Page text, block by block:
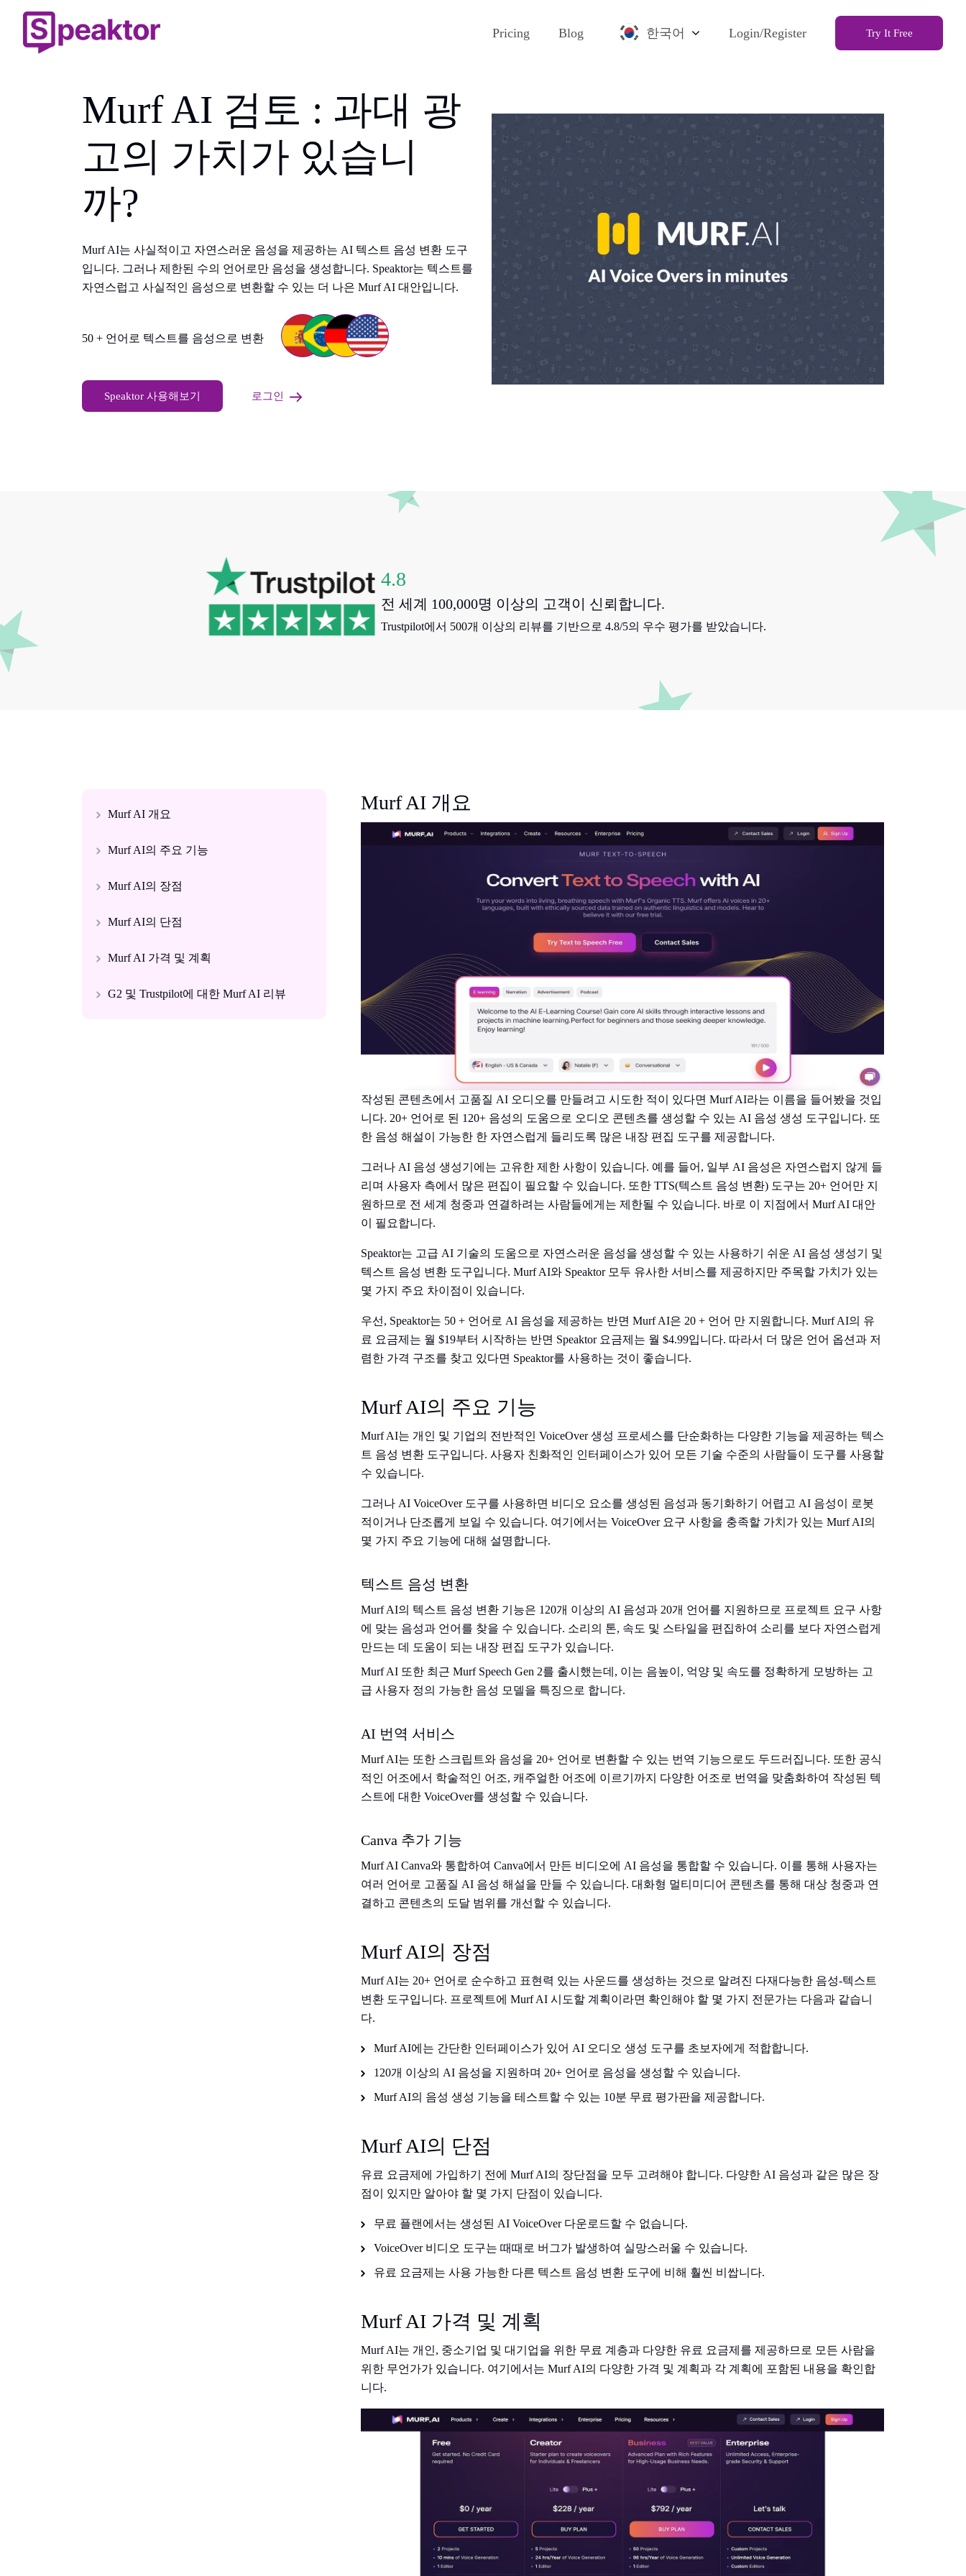
Pricing Blog 한국어 Login/Register Try It Free
Murf AI 검토 : 과대 광
고의 가치가 있습니
까?
Murf AI는 사실적이고 자연스러운 음성을 제공하는 AI 텍스트 음성 변환 도구
입니다. 그러나 제한된 수의 언어로만 음성을 생성합니다. Speaktor는 텍스트를
자연스럽고 사실적인 음성으로 변환할 수 있는 더 나은 Murf AI 대안입니다.
50 + 언어로 텍스트를 음성으로 변환
Speaktor 사용해보기 로그인
4.8
전 세계 100,000명 이상의 고객이 신뢰합니다.
Trustpilot에서 500개 이상의 리뷰를 기반으로 4.8/5의 우수 평가를 받았습니다.
Murf AI 개요
Murf AI의 주요 기능
Murf AI의 장점
Murf AI의 단점
Murf AI 가격 및 계획
G2 및 Trustpilot에 대한 Murf AI 리뷰
Murf AI 개요
작성된 콘텐츠에서 고품질 AI 오디오를 만들려고 시도한 적이 있다면 Murf AI라는 이름을 들어봤을 것입
니다. 20+ 언어로 된 120+ 음성의 도움으로 오디오 콘텐츠를 생성할 수 있는 AI 음성 생성 도구입니다. 또
한 음성 해설이 가능한 한 자연스럽게 들리도록 많은 내장 편집 도구를 제공합니다.
그러나 AI 음성 생성기에는 고유한 제한 사항이 있습니다. 예를 들어, 일부 AI 음성은 자연스럽지 않게 들
리며 사용자 측에서 많은 편집이 필요할 수 있습니다. 또한 TTS(텍스트 음성 변환) 도구는 20+ 언어만 지
원하므로 전 세계 청중과 연결하려는 사람들에게는 제한될 수 있습니다. 바로 이 지점에서 Murf AI 대안
이 필요합니다.
Speaktor는 고급 AI 기술의 도움으로 자연스러운 음성을 생성할 수 있는 사용하기 쉬운 AI 음성 생성기 및
텍스트 음성 변환 도구입니다. Murf AI와 Speaktor 모두 유사한 서비스를 제공하지만 주목할 가치가 있는
몇 가지 주요 차이점이 있습니다.
우선, Speaktor는 50 + 언어로 AI 음성을 제공하는 반면 Murf AI은 20 + 언어 만 지원합니다. Murf AI의 유
료 요금제는 월 $19부터 시작하는 반면 Speaktor 요금제는 월 $4.99입니다. 따라서 더 많은 언어 옵션과 저
렴한 가격 구조를 찾고 있다면 Speaktor를 사용하는 것이 좋습니다.
Murf AI의 주요 기능
Murf AI는 개인 및 기업의 전반적인 VoiceOver 생성 프로세스를 단순화하는 다양한 기능을 제공하는 텍스
트 음성 변환 도구입니다. 사용자 친화적인 인터페이스가 있어 모든 기술 수준의 사람들이 도구를 사용할
수 있습니다.
그러나 AI VoiceOver 도구를 사용하면 비디오 요소를 생성된 음성과 동기화하기 어렵고 AI 음성이 로봇
적이거나 단조롭게 보일 수 있습니다. 여기에서는 VoiceOver 요구 사항을 충족할 가치가 있는 Murf AI의
몇 가지 주요 기능에 대해 설명합니다.
텍스트 음성 변환
Murf AI의 텍스트 음성 변환 기능은 120개 이상의 AI 음성과 20개 언어를 지원하므로 프로젝트 요구 사항
에 맞는 음성과 언어를 찾을 수 있습니다. 소리의 톤, 속도 및 스타일을 편집하여 소리를 보다 자연스럽게
만드는 데 도움이 되는 내장 편집 도구가 있습니다.
Murf AI 또한 최근 Murf Speech Gen 2를 출시했는데, 이는 음높이, 억양 및 속도를 정확하게 모방하는 고
급 사용자 정의 가능한 음성 모델을 특징으로 합니다.
AI 번역 서비스
Murf AI는 또한 스크립트와 음성을 20+ 언어로 변환할 수 있는 번역 기능으로도 두드러집니다. 또한 공식
적인 어조에서 학술적인 어조, 캐주얼한 어조에 이르기까지 다양한 어조로 번역을 맞춤화하여 작성된 텍
스트에 대한 VoiceOver를 생성할 수 있습니다.
Canva 추가 기능
Murf AI Canva와 통합하여 Canva에서 만든 비디오에 AI 음성을 통합할 수 있습니다. 이를 통해 사용자는
여러 언어로 고품질 AI 음성 해설을 만들 수 있습니다. 대화형 멀티미디어 콘텐츠를 통해 대상 청중과 연
결하고 콘텐츠의 도달 범위를 개선할 수 있습니다.
Murf AI의 장점
Murf AI는 20+ 언어로 순수하고 표현력 있는 사운드를 생성하는 것으로 알려진 다재다능한 음성-텍스트
변환 도구입니다. 프로젝트에 Murf AI 시도할 계획이라면 확인해야 할 몇 가지 전문가는 다음과 같습니
다.
Murf AI에는 간단한 인터페이스가 있어 AI 오디오 생성 도구를 초보자에게 적합합니다.
120개 이상의 AI 음성을 지원하며 20+ 언어로 음성을 생성할 수 있습니다.
Murf AI의 음성 생성 기능을 테스트할 수 있는 10분 무료 평가판을 제공합니다.
Murf AI의 단점
유료 요금제에 가입하기 전에 Murf AI의 장단점을 모두 고려해야 합니다. 다양한 AI 음성과 같은 많은 장
점이 있지만 알아야 할 몇 가지 단점이 있습니다.
무료 플랜에서는 생성된 AI VoiceOver 다운로드할 수 없습니다.
VoiceOver 비디오 도구는 때때로 버그가 발생하여 실망스러울 수 있습니다.
유료 요금제는 사용 가능한 다른 텍스트 음성 변환 도구에 비해 훨씬 비쌉니다.
Murf AI 가격 및 계획
Murf AI는 개인, 중소기업 및 대기업을 위한 무료 계층과 다양한 유료 요금제를 제공하므로 모든 사람을
위한 무언가가 있습니다. 여기에서는 Murf AI의 다양한 가격 및 계획과 각 계획에 포함된 내용을 확인합
니다.